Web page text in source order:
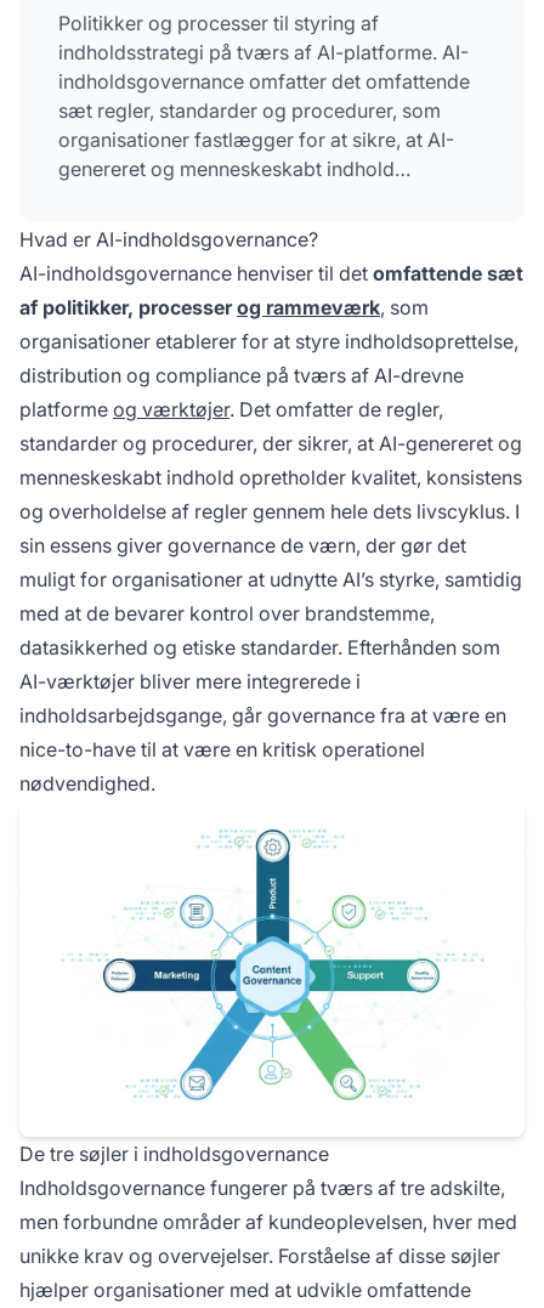
Politikker og processer til styring af
indholdsstrategi på tværs af AI-platforme. AI-
indholdsgovernance omfatter det omfattende
sæt regler, standarder og procedurer, som
organisationer fastlægger for at sikre, at AI-
genereret og menneskeskabt indhold
overholdelse af regler gennem hele dets
Hvad er AI-indholdsgovernance?
AI-indholdsgovernance henviser til det omfattende sæt
af politikker, processerog rammeværk, som
organisationer etablerer for at styre indholdsoprettelse,
distribution og compliance på tværs af AI-drevne
platforme og værktøjer. Det omfatter de regler,
standarder og procedurer, der sikrer, at AI-genereret og
menneskeskabt indhold opretholder kvalitet, konsistens
og overholdelse af regler gennem hele dets livscyklus. I
sin essens giver governance de værn, der gør det
muligt for organisationer at udnytte AI’s styrke, samtidig
med at de bevarer kontrol over brandstemme,
datasikkerhed og etiske standarder. Efterhånden som
AI-værktøjer bliver mere integrerede i
indholdsarbejdsgange, går governance fra at være en
nice-to-have til at være en kritisk operationel
nødvendighed.
De tre søjler i indholdsgovernance
Indholdsgovernance fungerer på tværs af tre adskilte,
men forbundne områder af kundeoplevelsen, hver med
unikke krav og overvejelser. Forståelse af disse søjler
hjælper organisationer med at udvikle omfattende